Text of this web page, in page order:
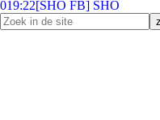
019:22[SHO FB] SHO